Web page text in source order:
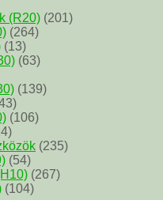
(R20) (201)
(264)
(13)
(63)
(139)
(106)
(235)
(54)
(267)
(104)